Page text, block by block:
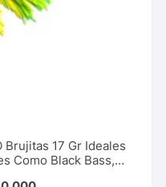
17 Gr Ideales
Como Black Bass,